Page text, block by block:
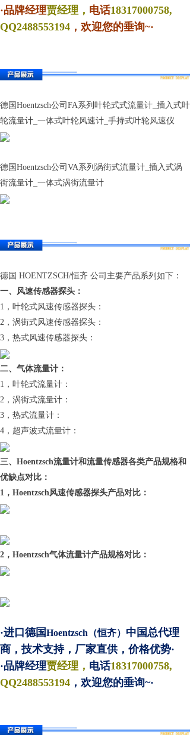
·品牌经理贾经理， 电话18317000758,
QQ2488553194 ，欢迎您的垂询~·
德国Hoentzsch公司FA系列叶轮式式流量计_插入式叶
轮流量计_一体式叶轮风速计_手持式叶轮风速仪
德国Hoentzsch公司VA系列涡街式流量计_插入式涡
街流量计_一体式涡街流量计
德国 HOENTZSCH/恒齐 公司主要产品系列如下：
一、风速传感器探头：
1，叶轮式风速传感器探头：
2，涡街式风速传感器探头：
3，热式风速传感器探头：
二、气体流量计：
1，叶轮式流量计：
2，涡街式流量计：
3，热式流量计：
4，超声波式流量计：
三、Hoentzsch流量计和流量传感器各类产品规格和
优缺点对比：
1，Hoentzsch风速传感器探头产品对比：
2，Hoentzsch气体流量计产品规格对比：
·进口德国Hoentzsch（恒齐） 中国总代理
商，技术支持，厂家直供，价格优势·
·品牌经理贾经理， 电话18317000758,
QQ2488553194 ，欢迎您的垂询~·